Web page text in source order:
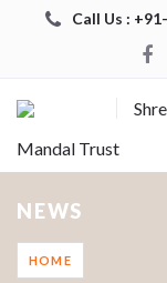
Call Us :
Mandal Trust
NEWS
HOME